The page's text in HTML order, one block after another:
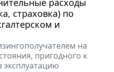
расходы
страховка) по
и
на
пригодного к
эксплуатацию